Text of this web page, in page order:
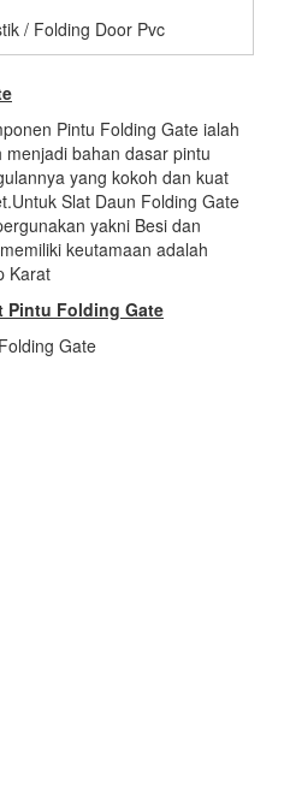
/ Folding Door Pvc
Pintu Folding Gate ialah
bahan dasar pintu
yang kokoh dan kuat
Slat Daun Folding Gate
yakni Besi dan
keutamaan adalah
Karat
Pintu Folding Gate
Gate